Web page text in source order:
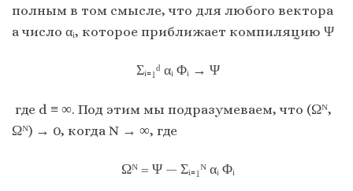
полным в том смысле, что для любого вектора
a число αᵢ, которое приближает компиляцию Ψ
Σᵢ₌₁ᵈ αᵢ Φᵢ → Ψ
где d ≡ ∞. Под этим мы подразумеваем, что (Ωᴺ,
Ωᴺ) → 0, когда N → ∞, где
Ωᴺ = Ψ — Σᵢ₌₁ᴺ αᵢ Φᵢ